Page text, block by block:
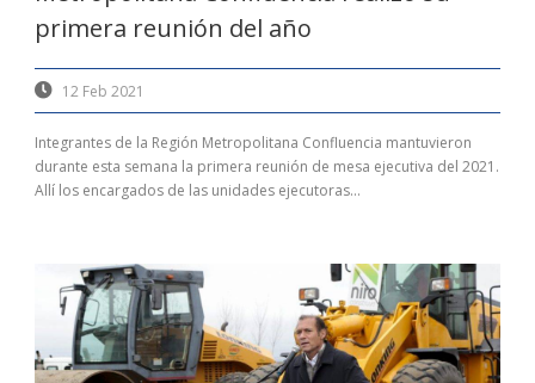
primera reunión del año
12 Feb 2021
Integrantes de la Región Metropolitana Confluencia mantuvieron
durante esta semana la primera reunión de mesa ejecutiva del 2021.
Allí los encargados de las unidades ejecutoras...